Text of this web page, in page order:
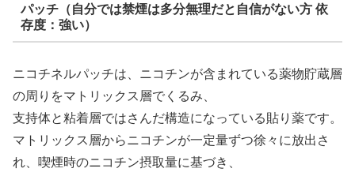
パッチ（自分では禁煙は多分無理だと自信がない方 依
存度：強い）
ニコチネルパッチは、ニコチンが含まれている薬物貯蔵層
の周りをマトリックス層でくるみ、
支持体と粘着層ではさんだ構造になっている貼り薬です。
マトリックス層からニコチンが一定量ずつ徐々に放出さ
れ、喫煙時のニコチン摂取量に基づき、